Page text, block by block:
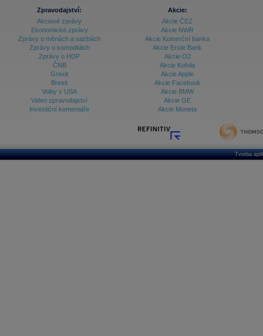
Zpravodajství:
Akciové zprávy
Ekonomické zprávy
Zprávy o měnách a sazbách
Zprávy o komoditách
Zprávy o HDP
ČNB
Grexit
Brexit
Volby v USA
Video zpravodajství
Investiční komentáře
Akcie:
Akcie ČEZ
Akcie NWR
Akcie Komerční banka
Akcie Erste Bank
Akcie O2
Akcie Kofola
Akcie Apple
Akcie Facebook
Akcie BMW
Akcie GE
Akcie Moneta
Tvorba